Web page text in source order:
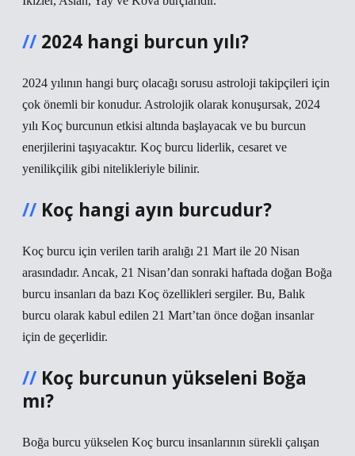
2024 hangi burcun yılı?
2024 yılının hangi burç olacağı sorusu astroloji takipçileri için
çok önemli bir konudur. Astrolojik olarak konuşursak, 2024
yılı Koç burcunun etkisi altında başlayacak ve bu burcun
enerjilerini taşıyacaktır. Koç burcu liderlik, cesaret ve
yenilikçilik gibi nitelikleriyle bilinir.
Koç hangi ayın burcudur?
Koç burcu için verilen tarih aralığı 21 Mart ile 20 Nisan
arasındadır. Ancak, 21 Nisan’dan sonraki haftada doğan Boğa
burcu insanları da bazı Koç özellikleri sergiler. Bu, Balık
burcu olarak kabul edilen 21 Mart’tan önce doğan insanlar
için de geçerlidir.
Koç burcunun yükseleni Boğa
mı?
Boğa burcu yükselen Koç burcu insanlarının sürekli çalışan